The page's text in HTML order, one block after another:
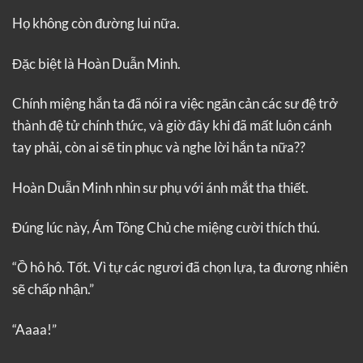
Họ không còn đường lui nữa.
Đặc biệt là Hoàn Duẫn Minh.
Chính miệng hắn ta đã nói ra việc ngăn cản các sư đệ trở
thành đệ tử chính thức, và giờ đây khi đã mất luôn cánh
tay phải, còn ai sẽ tin phục và nghe lời hắn ta nữa??
Hoàn Duẫn Minh nhìn sư phụ với ánh mắt tha thiết.
Đúng lúc này, Ám Tông Chủ che miệng cười thích thú.
“Ồ hô hô. Tốt. Vì tự các ngươi đã chọn lựa, ta đương nhiên
sẽ chấp nhận.”
“Aaaa!”